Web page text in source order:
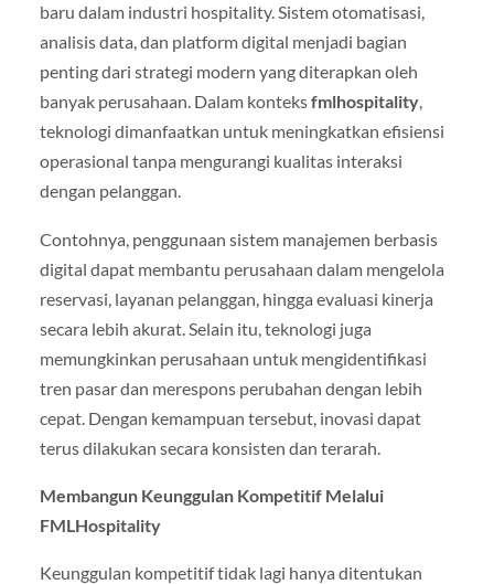
baru dalam industri hospitality. Sistem otomatisasi,
analisis data, dan platform digital menjadi bagian
penting dari strategi modern yang diterapkan oleh
banyak perusahaan. Dalam konteksfmlhospitality,
teknologi dimanfaatkan untuk meningkatkan efisiensi
operasional tanpa mengurangi kualitas interaksi
dengan pelanggan.
Contohnya, penggunaan sistem manajemen berbasis
digital dapat membantu perusahaan dalam mengelola
reservasi, layanan pelanggan, hingga evaluasi kinerja
secara lebih akurat. Selain itu, teknologi juga
memungkinkan perusahaan untuk mengidentifikasi
tren pasar dan merespons perubahan dengan lebih
cepat. Dengan kemampuan tersebut, inovasi dapat
terus dilakukan secara konsisten dan terarah.
Membangun Keunggulan Kompetitif Melalui
FMLHospitality
Keunggulan kompetitif tidak lagi hanya ditentukan